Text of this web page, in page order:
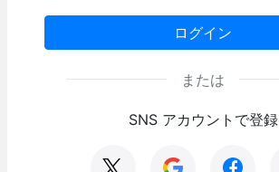
ログイン
または
SNS アカウントで登録